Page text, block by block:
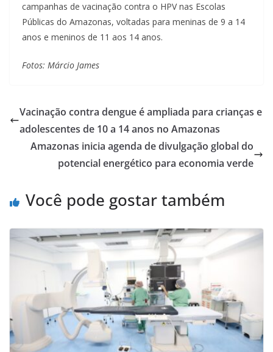
campanhas de vacinação contra o HPV nas Escolas
Públicas do Amazonas, voltadas para meninas de 9 a 14
anos e meninos de 11 aos 14 anos.
Fotos: Márcio James
Vacinação contra dengue é ampliada para crianças e
adolescentes de 10 a 14 anos no Amazonas
Amazonas inicia agenda de divulgação global do
potencial energético para economia verde
Você pode gostar também